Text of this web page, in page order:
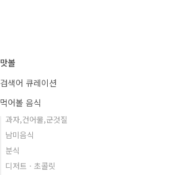
맛볼
검색어 큐레이션
먹어볼 음식
과자,건어물,군것질
남미음식
분식
디저트 · 초콜릿